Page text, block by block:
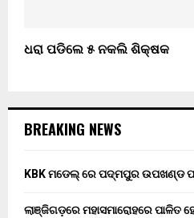
ଧରା ପଡିଲେ ୫ ନକଲି ଶିକ୍ଷକ
BREAKING NEWS
KBK ମଡେଲ୍ ରେ ପଦ୍ମପୁର ଉପଖଣ୍ଡ
ଲାଞ୍ଜିଗଡ଼ରେ ମହାସମାରୋହରେ ପାଳିତ